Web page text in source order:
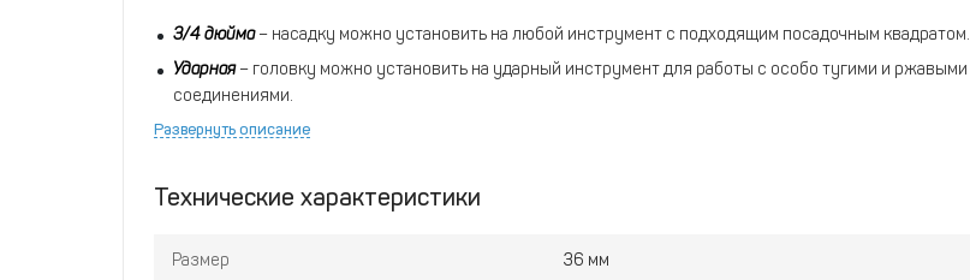
3/4дюйма– насадку можно установить на любой инструмент с подходящим посадочным квадратом.
Ударная– головку можно установить на ударный инструмент для работы с особо тугими и ржавыми
соединениями.
Удлиненная– вы сможете откручивать и закручивать крепежи в пазах и других углублениях.
Хром-ванадий– металл надежно защищен от износа, коррозии и высоких температур.
Развернуть описание
Технические характеристики
Размер 36 мм